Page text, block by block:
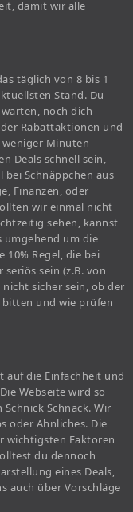
damit wir alle
täglich von 8 bis 1
Stand. Du
noch dich
Rabattaktionen und
Minuten
Deals schnell sein,
bei Schnäppchen aus
Finanzen, oder
wir einmal nicht
sehen, kannst
umgehend um die
Regel, die bei
sein (z.B. von
sicher sein, ob der
und wie prüfen
auf die Einfachheit und
Webseite wird so
Schnack. Wir
oder Ähnliches. Die
wichtigsten Faktoren
du dennoch
eines Deals,
auch über Vorschläge